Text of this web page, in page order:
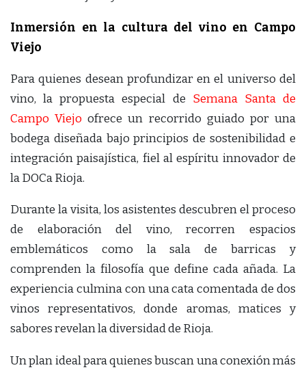
Inmersión en la cultura del vino en Campo
Viejo
Para quienes desean profundizar en el universo del
vino, la propuesta especial de Semana Santa de
Campo Viejo ofrece un recorrido guiado por una
bodega diseñada bajo principios de sostenibilidad e
integración paisajística, fiel al espíritu innovador de
la DOCa Rioja.
Durante la visita, los asistentes descubren el proceso
de elaboración del vino, recorren espacios
emblemáticos como la sala de barricas y
comprenden la filosofía que define cada añada. La
experiencia culmina con una cata comentada de dos
vinos representativos, donde aromas, matices y
sabores revelan la diversidad de Rioja.
Un plan ideal para quienes buscan una conexión más